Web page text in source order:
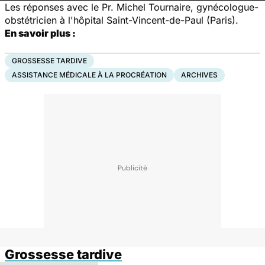
Les réponses avec le Pr. Michel Tournaire, gynécologue-
obstétricien à l'hôpital Saint-Vincent-de-Paul (Paris).
En savoir plus :
GROSSESSE TARDIVE
ASSISTANCE MÉDICALE À LA PROCRÉATION
ARCHIVES
Grossesse tardive